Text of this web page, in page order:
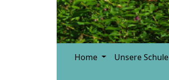
Home Unsere Schule